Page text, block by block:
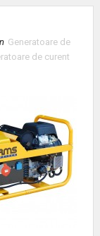
Generatoare de
de curent